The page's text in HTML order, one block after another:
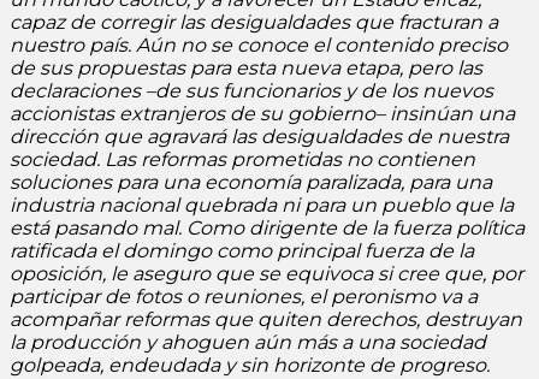
capaz de corregir las desigualdades que fracturan a
nuestro país. Aún no se conoce el contenido preciso
de sus propuestas para esta nueva etapa, pero las
declaraciones –de sus funcionarios y de los nuevos
accionistas extranjeros de su gobierno– insinúan una
dirección que agravará las desigualdades de nuestra
sociedad. Las reformas prometidas no contienen
soluciones para una economía paralizada, para una
industria nacional quebrada ni para un pueblo que la
está pasando mal. Como dirigente de la fuerza política
ratificada el domingo como principal fuerza de la
oposición, le aseguro que se equivoca si cree que, por
participar de fotos o reuniones, el peronismo va a
acompañar reformas que quiten derechos, destruyan
la producción y ahoguen aún más a una sociedad
golpeada, endeudada y sin horizonte de progreso.